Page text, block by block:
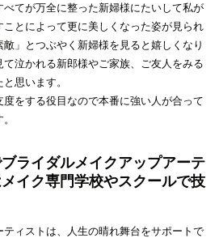
てが万全に整った新婦様にたいして私が
ことによって更に美しくなった姿が見られ
」とつぶやく新婦様を見ると嬉しくなり
て泣かれる新郎様やご家族、ご友人をみる
思います。
をする役目なので本番に強い人が合って
ライダルメイクアップアーテ
イク専門学校やスクールで技
ィストは、人生の晴れ舞台をサポートで